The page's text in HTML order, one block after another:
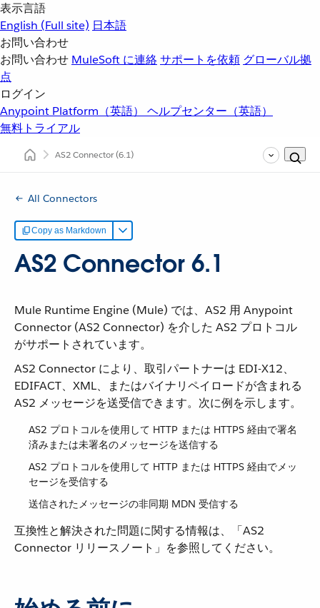
表示言語
English (Full site) 日本語
お問い合わせ
お問い合わせ MuleSoft に連絡サポートを依頼 グローバル拠
点
ログイン
Anypoint Platform（英語） ヘルプセンター（英語）
無料トライアル
AS2 Connector(6.1)
All Connectors
Copy as Markdown
AS2 Connector 6.1
Mule Runtime Engine (Mule) では、AS2 用 Anypoint
Connector (AS2 Connector) を介した AS2 プロトコル
がサポートされています。
AS2 Connector により、取引パートナーは EDI-X12、
EDIFACT、XML、またはバイナリペイロードが含まれる
AS2 メッセージを送受信できます。次に例を示します。
AS2 プロトコルを使用して HTTP または HTTPS 経由で署名
済みまたは未署名のメッセージを送信する
AS2 プロトコルを使用して HTTP または HTTPS 経由でメッ
セージを受信する
送信されたメッセージの非同期 MDN 受信する
互換性と解決された問題に関する情報は、「AS2
Connector リリースノート」を参照してください。